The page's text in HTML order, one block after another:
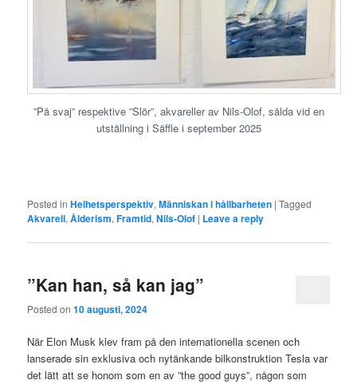
”På svaj” respektive ”Slör”, akvareller av Nils-Olof, sålda vid en
utställning i Säffle i september 2025
Posted in Helhetsperspektiv,Människan i hållbarheten |Tagged
Akvarell,Ålderism,Framtid,Nils-Olof | Leave a reply
”Kan han, så kan jag”
Posted on10 augusti, 2024
När Elon Musk klev fram på den internationella scenen och
lanserade sin exklusiva och nytänkande bilkonstruktion Tesla var
det lätt att se honom som en av ”the good guys”, någon som